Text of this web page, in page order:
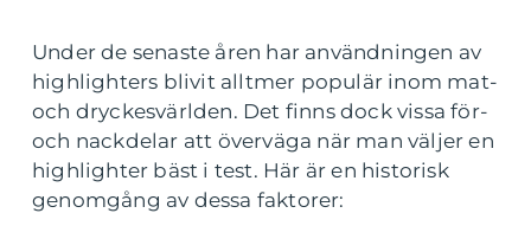
Under de senaste åren har användningen av
highlighters blivit alltmer populär inom mat-
och dryckesvärlden. Det finns dock vissa för-
och nackdelar att överväga när man väljer en
highlighter bäst i test. Här är en historisk
genomgång av dessa faktorer: